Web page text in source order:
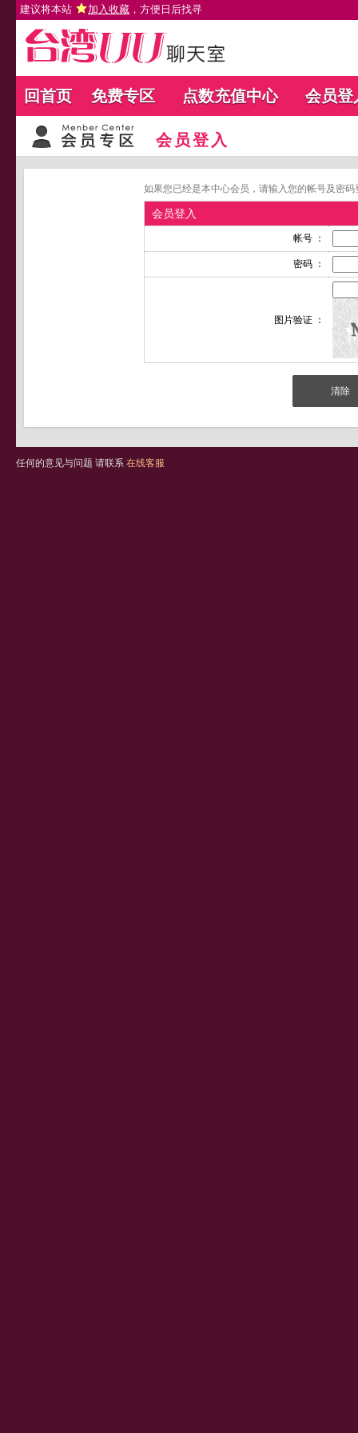
建议将本站 加入收藏 ，方便日后找寻
回首页 免费专区 点数充值中心 会员登
会员登入
如果您已经是本中心会员，请输入您的帐号及密
会员登入
帐号 ：
密码 ：
图片验证 ：
任何的意见与问题 请联系 在线客服